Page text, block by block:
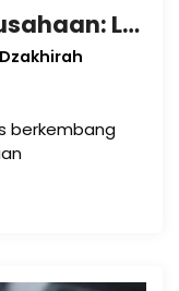
Jasa Audit Internal Perusahaan: Langkah Strategis Memastikan Efisiensi dan Kepatuhan Bisnis di Indonesia
berkembang